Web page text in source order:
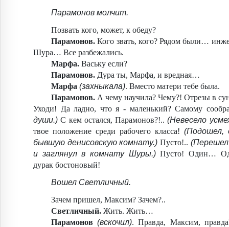
Парамонов молчит.
Позвать кого, может, к обеду?
Парамонов. Кого звать, кого? Рядом были…
Шура… Все разбежались.
Марфа. Ваську если?
Парамонов. Дура ты, Марфа, и вредная…
Марфа (захныкала). Вместо матери тебе была.
Парамонов. А чему научила? Чему?! Отрезы в
Уходи! Да ладно, что я - маленький? Самому
души.) С кем остался, Парамонов?!..(Невесело
твое положение среди рабочего класса! (Подошел,
бывшую денисовскую комнату.) Пусто!.. (Перешел
и заглянул в комнату Шуры.)Пусто! Один…
дурак бостоновый!
Вошел Светличный.
Зачем пришел, Максим? Зачем?..
Светличный. Жить. Жить…
Парамонов (вскочил). Правда, Максим,